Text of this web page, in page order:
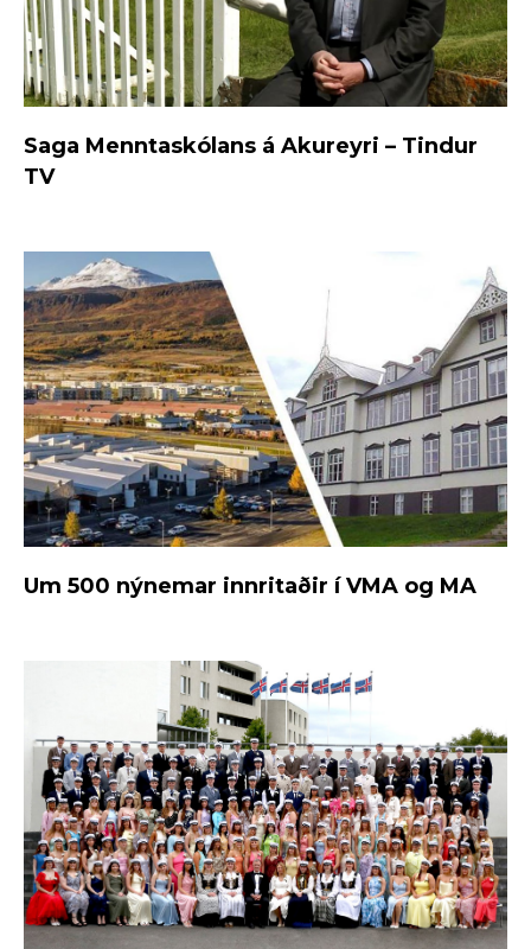
Saga Menntaskólans á Akureyri – Tindur
TV
Um 500 nýnemar innritaðir í VMA og MA